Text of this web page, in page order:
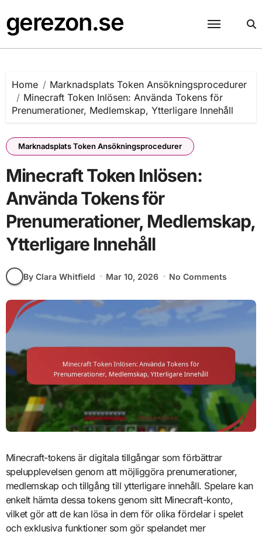
to
content
gerezon.se
Home
Marknadsplats Token Ansökningsprocedurer
Minecraft Token Inlösen: Använda Tokens för
Prenumerationer, Medlemskap, Ytterligare Innehåll
Marknadsplats Token Ansökningsprocedurer
Minecraft Token Inlösen:
Använda Tokens för
Prenumerationer, Medlemskap,
Ytterligare Innehåll
By Clara Whitfield Mar 10, 2026 No Comments
Minecraft-tokens är digitala tillgångar som förbättrar
spelupplevelsen genom att möjliggöra prenumerationer,
medlemskap och tillgång till ytterligare innehåll. Spelare kan
enkelt hämta dessa tokens genom sitt Minecraft-konto,
vilket gör att de kan lösa in dem för olika fördelar i spelet
och exklusiva funktioner som gör spelandet mer